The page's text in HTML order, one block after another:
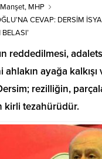
Manşet, MHP
CEVAP: DERSİM
reddedilmesi,
ahlakın ayağa kalkışı
rezilliğin,
kirli tezahürüdür.